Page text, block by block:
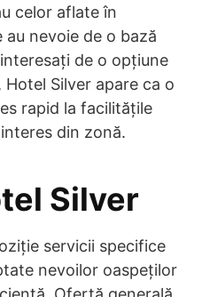
celor aflate în
nevoie de o bază
de o opțiune
Silver apare ca o
rapid la facilitățile
din zonă.
Silver
servicii specifice
nevoilor oaspeților